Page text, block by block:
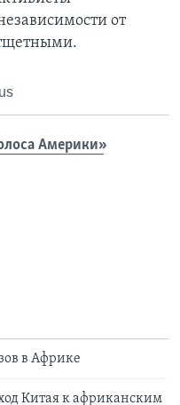
от
Америки»
в Африке
Китая к африканским